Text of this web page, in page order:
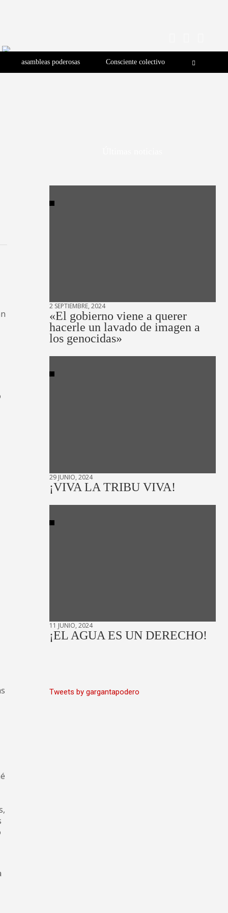
asambleas poderosas Consciente colectivo
2 SEPTIEMBRE, 2024
«El gobierno viene a querer
hacerle un lavado de imagen a
los genocidas»
29 JUNIO, 2024
¡VIVA LA TRIBU VIVA!
11 JUNIO, 2024
¡EL AGUA ES UN DERECHO!
Tweets by gargantapodero